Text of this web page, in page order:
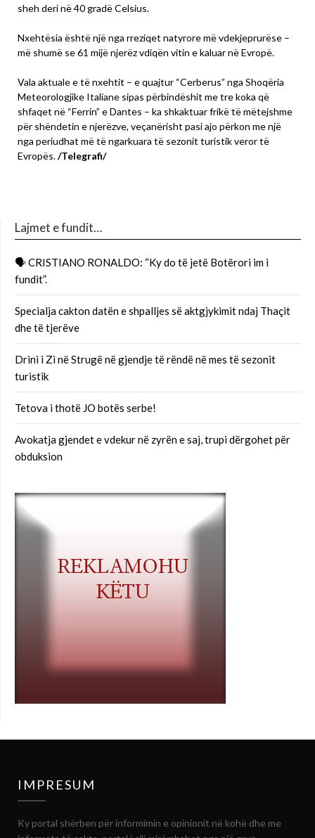
sheh deri në 40 gradë Celsius.
Nxehtësia është një nga rreziqet natyrore më vdekjeprurëse –
më shumë se 61 mijë njerëz vdiqën vitin e kaluar në Evropë.
Vala aktuale e të nxehtit – e quajtur “Cerberus” nga Shoqëria
Meteorologjike Italiane sipas përbindëshit me tre koka që
shfaqet në “Ferrin” e Dantes – ka shkaktuar frikë të mëtejshme
për shëndetin e njerëzve, veçanërisht pasi ajo përkon me një
nga periudhat më të ngarkuara të sezonit turistik veror të
Evropës./Telegrafi/
Lajmet e fundit…
🗣 CRISTIANO RONALDO: “Ky do të jetë Botërori im i
fundit”.
Specialja cakton datën e shpalljes së aktgjykimit ndaj Thaçit
dhe të tjerëve
Drini i Zi në Strugë në gjendje të rëndë në mes të sezonit
turistik
Tetova i thotë JO botës serbe!
Avokatja gjendet e vdekur në zyrën e saj, trupi dërgohet për
obduksion
IMPRESUM
Ky portal shërben për informimin e opinionit në kohë dhe me